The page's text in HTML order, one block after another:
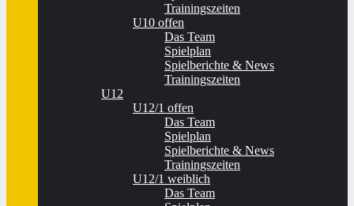
Trainingszeiten
U10 offen
Das Team
Spielplan
Spielberichte & News
Trainingszeiten
U12
U12/1 offen
Das Team
Spielplan
Spielberichte & News
Trainingszeiten
U12/1 weiblich
Das Team